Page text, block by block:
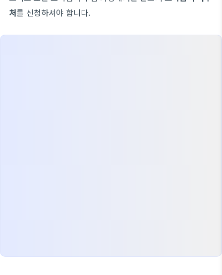
처를 신청하셔야 합니다.